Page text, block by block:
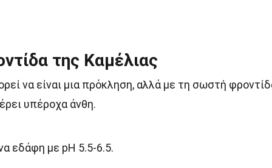
της Καμέλιας
να είναι μια πρόκληση, αλλά με τη σωστή
υπέροχα άνθη.
εδάφη με pH 5.5-6.5.